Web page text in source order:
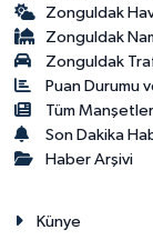
Zonguldak
Zonguldak
Zonguldak
Puan Durumu
Tüm Manşetler
Son Dakika
Haber Arşivi
Künye